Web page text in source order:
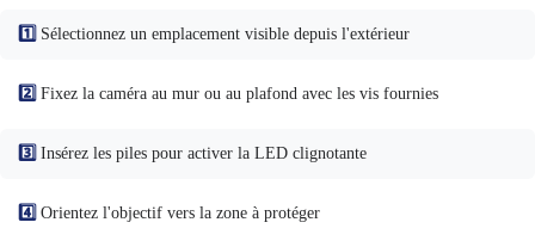
1️⃣ Sélectionnez un emplacement visible depuis l'extérieur
2️⃣ Fixez la caméra au mur ou au plafond avec les vis fournies
3️⃣ Insérez les piles pour activer la LED clignotante
4️⃣ Orientez l'objectif vers la zone à protéger